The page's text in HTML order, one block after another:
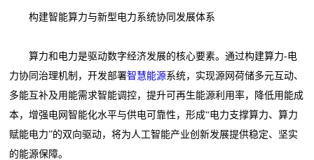
构建智能算力与新型电力系统协同发展体系
算力和电力是驱动数字经济发展的核心要素。通过构建算力-电
力协同治理机制‌，开发部署智慧能源系统，实现源网荷储多元互动、
多能互补及用能需求智能调控，提升可再生能源利用率，降低用能成
本，增强电网智能化水平与供电可靠性，形成“电力支撑算力、算力
赋能电力”的双向驱动，将为人工智能产业创新发展提供稳定、坚实
的能源保障。